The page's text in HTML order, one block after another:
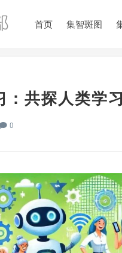
首页 集智斑图
：共探人类学
0